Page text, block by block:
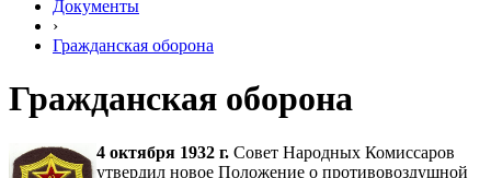
Документы
›
Гражданская оборона
Гражданская оборона
4 октября 1932 г. Совет Народных Комиссаров
утвердил новое Положение о противовоздушной